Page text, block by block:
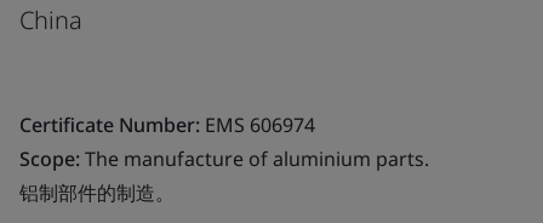
China
Certificate Number: EMS 606974
Scope:The manufacture of aluminium parts.
铝制部件的制造。